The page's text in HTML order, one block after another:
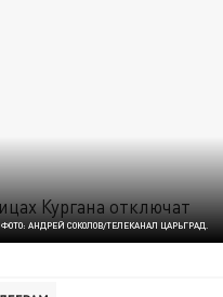
ФОТО: АНДРЕЙ СОКОЛОВ/ТЕЛЕКАНАЛ ЦАРЬГРАД.